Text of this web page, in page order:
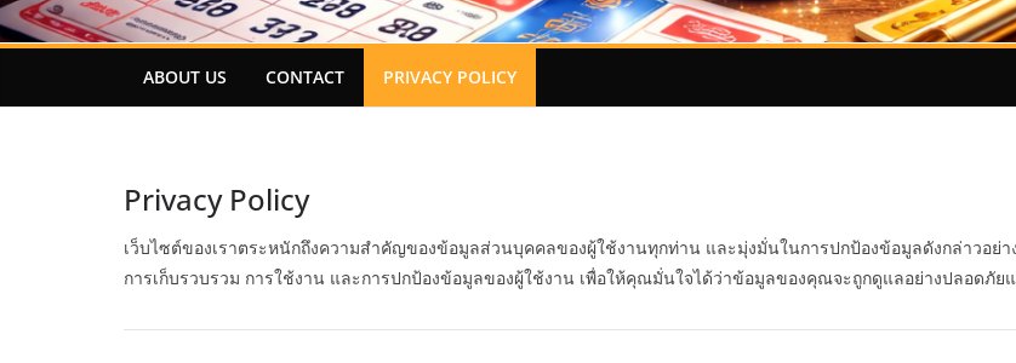
ABOUT US CONTACT PRIVACY POLICY
Privacy Policy
เว็บไซต์ของเราตระหนักถึงความสำคัญของข้อมูลส่วนบุคคลของผู้ใช้งานทุกท่าน และมุ่งมั่นในการปกป้องข้อมูลดังกล่าวอ
การเก็บรวบรวม การใช้งาน และการปกป้องข้อมูลของผู้ใช้งาน เพื่อให้คุณมั่นใจได้ว่าข้อมูลของคุณจะถูกดูแลอย่างปลอดภัย